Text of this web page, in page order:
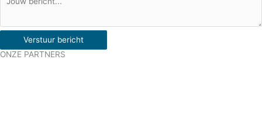
Verstuur bericht
ONZE PARTNERS